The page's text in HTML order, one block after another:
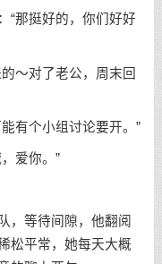
那挺好的，你们好好
～对了老公，周末回
个小组讨论要开。”
爱你。”
等待间隙，他翻阅
松平常，她每天大概